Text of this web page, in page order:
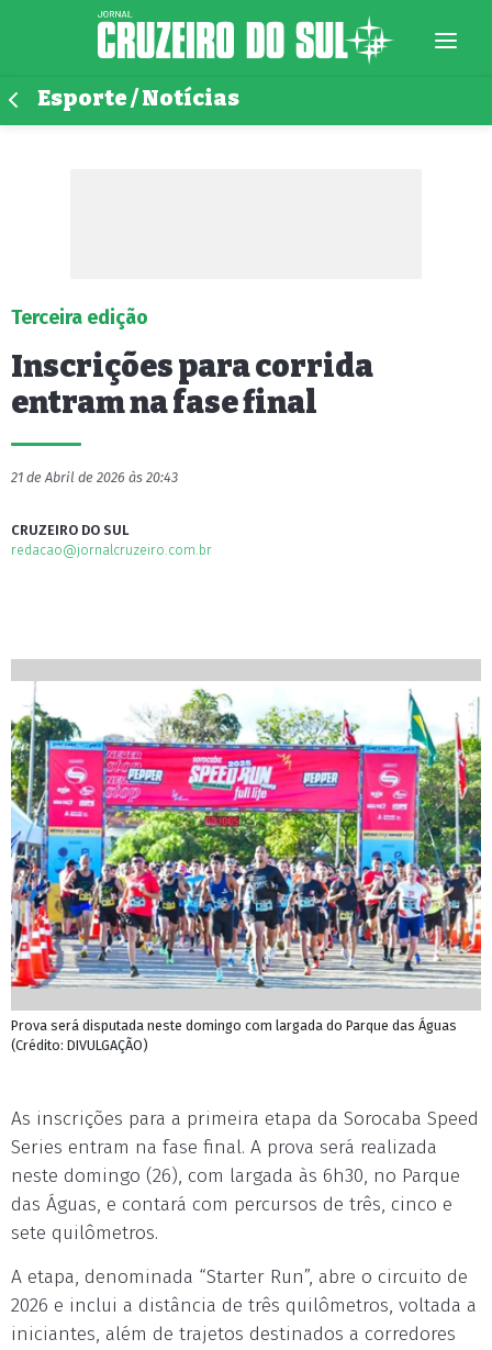
Esporte / Notícias
Terceira edição
Inscrições para corrida
entram na fase final
21 de Abril de 2026 às 20:43
CRUZEIRO DO SUL
redacao@jornalcruzeiro.com.br
Prova será disputada neste domingo com largada do Parque das Águas
(Crédito: DIVULGAÇÃO)
As inscrições para a primeira etapa da Sorocaba Speed
Series entram na fase final. A prova será realizada
neste domingo (26), com largada às 6h30, no Parque
das Águas, e contará com percursos de três, cinco e
sete quilômetros.
A etapa, denominada “Starter Run”, abre o circuito de
2026 e inclui a distância de três quilômetros, voltada a
iniciantes, além de trajetos destinados a corredores